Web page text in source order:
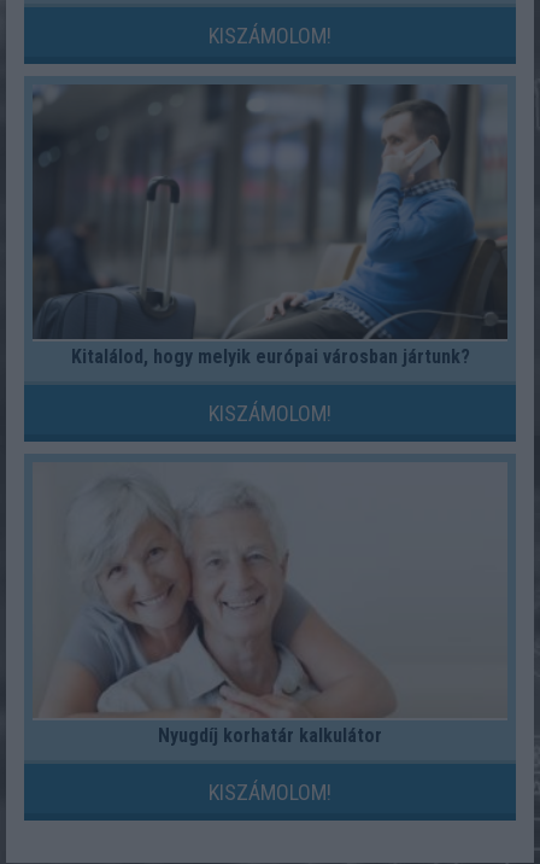
KISZÁMOLOM!
Kitalálod, hogy melyik európai városban jártunk?
KISZÁMOLOM!
Nyugdíj korhatár kalkulátor
KISZÁMOLOM!